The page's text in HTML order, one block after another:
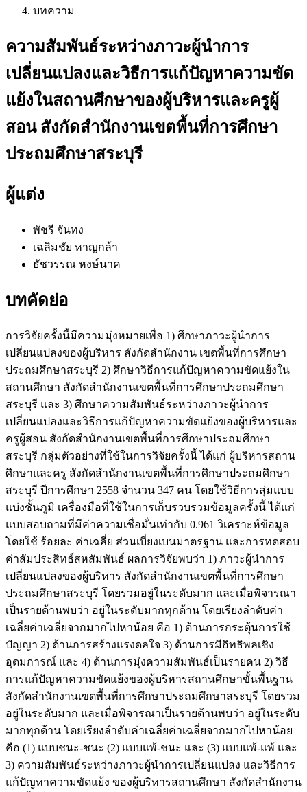
บทความ
ความสัมพันธ์ระหว่างภาวะผู้นำการ
เปลี่ยนแปลงและวิธีการแก้ปัญหาความขัด
แย้งในสถานศึกษาของผู้บริหารและครูผู้
สอน สังกัดสำนักงานเขตพื้นที่การศึกษา
ประถมศึกษาสระบุรี
ผู้แต่ง
พัชรี จันทง
เฉลิมชัย หาญกล้า
ธัชวรรณ หงษ์นาค
บทคัดย่อ
การวิจัยครั้งนี้มีความมุ่งหมายเพื่อ 1) ศึกษาภาวะผู้นำการ
เปลี่ยนแปลงของผู้บริหาร สังกัดสำนักงาน เขตพื้นที่การศึกษา
ประถมศึกษาสระบุรี 2) ศึกษาวิธีการแก้ปัญหาความขัดแย้งใน
สถานศึกษา สังกัดสำนักงานเขตพื้นที่การศึกษาประถมศึกษา
สระบุรี และ 3) ศึกษาความสัมพันธ์ระหว่างภาวะผู้นำการ
เปลี่ยนแปลงและวิธีการแก้ปัญหาความขัดแย้งของผู้บริหารและ
ครูผู้สอน สังกัดสำนักงานเขตพื้นที่การศึกษาประถมศึกษา
สระบุรี กลุ่มตัวอย่างที่ใช้ในการวิจัยครั้งนี้ ได้แก่ ผู้บริหารสถาน
ศึกษาและครู สังกัดสำนักงานเขตพื้นที่การศึกษาประถมศึกษา
สระบุรี ปีการศึกษา 2558 จำนวน 347 คน โดยใช้วิธีการสุ่มแบบ
แบ่งชั้นภูมิ เครื่องมือที่ใช้ในการเก็บรวบรวมข้อมูลครั้งนี้ ได้แก่
แบบสอบถามที่มีค่าความเชื่อมั่นเท่ากับ 0.961 วิเคราะห์ข้อมูล
โดยใช้ ร้อยละ ค่าเฉลี่ย ส่วนเบี่ยงเบนมาตรฐาน และการทดสอบ
ค่าสัมประสิทธ์สหสัมพันธ์ ผลการวิจัยพบว่า 1) ภาวะผู้นำการ
เปลี่ยนแปลงของผู้บริหาร สังกัดสำนักงานเขตพื้นที่การศึกษา
ประถมศึกษาสระบุรี โดยรวมอยู่ในระดับมาก และเมื่อพิจารณา
เป็นรายด้านพบว่า อยู่ในระดับมากทุกด้าน โดยเรียงลำดับค่า
เฉลี่ยค่าเฉลี่ยจากมากไปหาน้อย คือ 1) ด้านการกระตุ้นการใช้
ปัญญา 2) ด้านการสร้างแรงดลใจ 3) ด้านการมีอิทธิพลเชิง
อุดมการณ์ และ 4) ด้านการมุ่งความสัมพันธ์เป็นรายคน 2) วิธี
การแก้ปัญหาความขัดแย้งของผู้บริหารสถานศึกษาขั้นพื้นฐาน
สังกัดสำนักงานเขตพื้นที่การศึกษาประถมศึกษาสระบุรี โดยรวม
อยู่ในระดับมาก และเมื่อพิจารณาเป็นรายด้านพบว่า อยู่ในระดับ
มากทุกด้าน โดยเรียงลำดับค่าเฉลี่ยค่าเฉลี่ยจากมากไปหาน้อย
คือ (1) แบบชนะ-ชนะ (2) แบบแพ้-ชนะ และ (3) แบบแพ้-แพ้ และ
3) ความสัมพันธ์ระหว่างภาวะผู้นำการเปลี่ยนแปลง และวิธีการ
แก้ปัญหาความขัดแย้ง ของผู้บริหารสถานศึกษา สังกัดสำนักงาน